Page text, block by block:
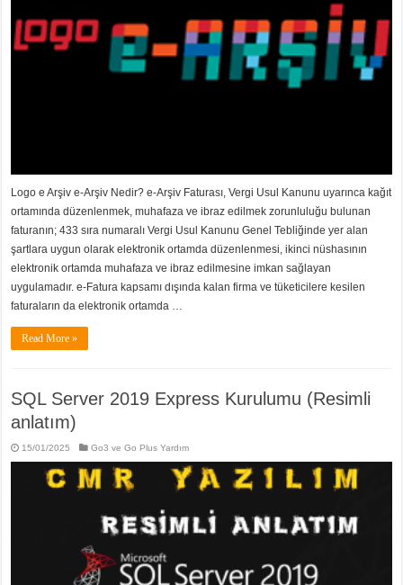
Logo e Arşiv e-Arşiv Nedir? e-Arşiv Faturası, Vergi Usul Kanunu uyarınca kağıt
ortamında düzenlenmek, muhafaza ve ibraz edilmek zorunluluğu bulunan
faturanın; 433 sıra numaralı Vergi Usul Kanunu Genel Tebliğinde yer alan
şartlara uygun olarak elektronik ortamda düzenlenmesi, ikinci nüshasının
elektronik ortamda muhafaza ve ibraz edilmesine imkan sağlayan
uygulamadır. e-Fatura kapsamı dışında kalan firma ve tüketicilere kesilen
faturaların da elektronik ortamda …
Read More »
SQL Server 2019 Express Kurulumu (Resimli
anlatım)
15/01/2025 Go3 ve Go Plus Yardım